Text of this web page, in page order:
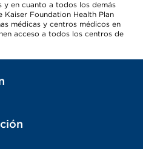
y en cuanto a todos los demás
Foundation Health Plan
médicas y centros médicos en
acceso a todos los centros de